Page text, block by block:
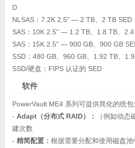
D
NLSAS：7.2K 2.5" — 2 TB、2 TB SED
SAS：10K 2.5" — 1.2 TB、1.8 TB、
SAS：15K 2.5" — 900 GB、900 GB
SSD：480 GB、960 GB、1.92 TB、
SSD/硬盘：FIPS 认证的 SED
软件
PowerVault ME4 系列可提供简化的统包
- Adapt（分布式 RAID）：
（例如动
建次数
- 精简配置： 根据需要分配和使用磁盘池